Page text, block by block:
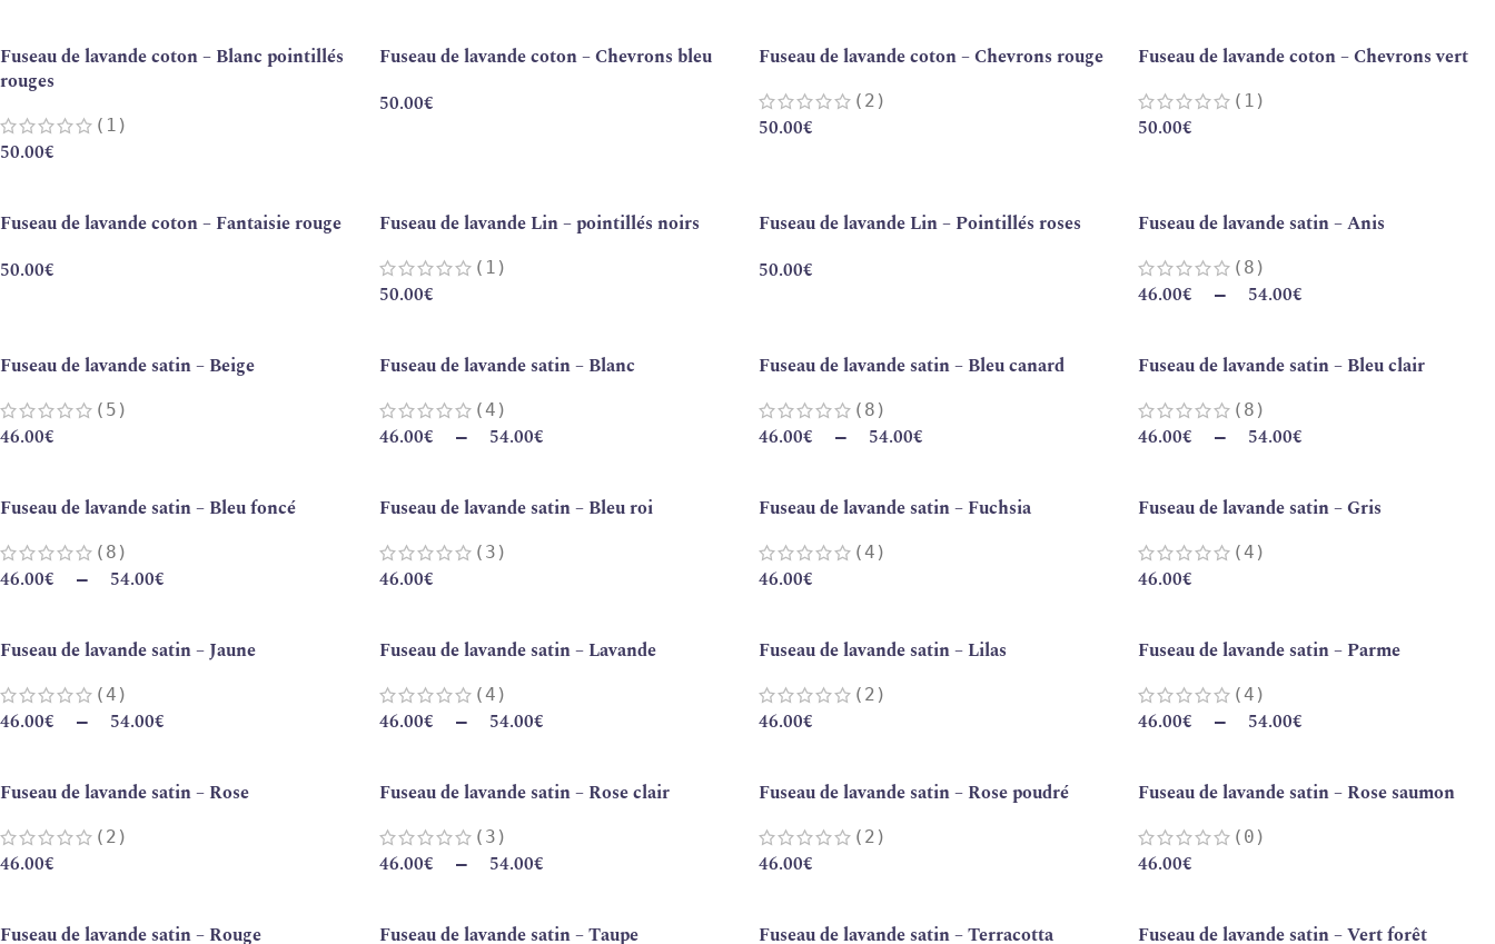
Fuseau de lavande coton – Blanc pointillés
rouges
(1)
50.00€
Fuseau de lavande coton – Chevrons bleu
50.00€
Fuseau de lavande coton – Chevrons rouge
(2)
50.00€
Fuseau de lavande coton – Chevrons vert
(1)
50.00€
Fuseau de lavande coton – Fantaisie rouge
50.00€
Fuseau de lavande Lin – pointillés noirs
(1)
50.00€
Fuseau de lavande Lin – Pointillés roses
50.00€
Fuseau de lavande satin – Anis
(8)
46.00€ – 54.00€
Fuseau de lavande satin – Beige
(5)
46.00€
Fuseau de lavande satin – Blanc
(4)
46.00€ – 54.00€
Fuseau de lavande satin – Bleu canard
(8)
46.00€ – 54.00€
Fuseau de lavande satin – Bleu clair
(8)
46.00€ – 54.00€
Fuseau de lavande satin – Bleu foncé
(8)
46.00€ – 54.00€
Fuseau de lavande satin – Bleu roi
(3)
46.00€
Fuseau de lavande satin – Fuchsia
(4)
46.00€
Fuseau de lavande satin – Gris
(4)
46.00€
Fuseau de lavande satin – Jaune
(4)
46.00€ – 54.00€
Fuseau de lavande satin – Lavande
(4)
46.00€ – 54.00€
Fuseau de lavande satin – Lilas
(2)
46.00€
Fuseau de lavande satin – Parme
(4)
46.00€ – 54.00€
Fuseau de lavande satin – Rose
(2)
46.00€
Fuseau de lavande satin – Rose clair
(3)
46.00€ – 54.00€
Fuseau de lavande satin – Rose poudré
(2)
46.00€
Fuseau de lavande satin – Rose saumon
(0)
46.00€
Fuseau de lavande satin – Rouge Fuseau de lavande satin – Taupe Fuseau de lavande satin – Terracotta Fuseau de lavande satin – Vert forêt